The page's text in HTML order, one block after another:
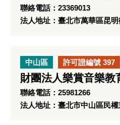
聯絡電話：23369013
法人地址：臺北市萬華區昆
中山區 許可證編號 397
財團法人樂賞音樂教
聯絡電話：25981266
法人地址：臺北市中山區民